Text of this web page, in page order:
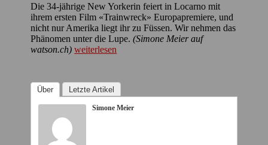
Die 34-jährige New Yorkerin feiert in Locarno mit
ihrem ersten Film «Trainwreck» Europapremiere, und
nicht nur Amerika liegt ihr zu Füssen. Wir nehmen das
Phänomen unter die Lupe.(Simone Meier auf
watson.ch)weiterlesen
Über Letzte Artikel
Simone Meier